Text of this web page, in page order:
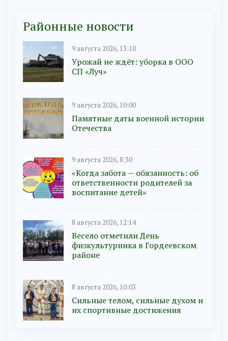
Районные новости
9 августа 2026, 13:10
Урожай не ждёт: уборка в ООО
СП «Луч»
9 августа 2026, 10:00
Памятные даты военной истории
Отечества
9 августа 2026, 8:30
«Когда забота — обязанность: об
ответственности родителей за
воспитание детей»
8 августа 2026, 12:14
Весело отметили День
физкультурника в Гордеевском
районе
8 августа 2026, 10:03
Сильные телом, сильные духом и
их спортивные достижения